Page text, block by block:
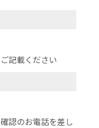
ご記載ください
確認のお電話を差し